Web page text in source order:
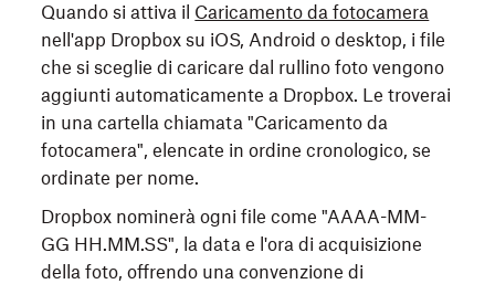
Quando si attiva il Caricamento da fotocamera
nell'app Dropbox su iOS, Android o desktop, i file
che si sceglie di caricare dal rullino foto vengono
aggiunti automaticamente a Dropbox. Le troverai
in una cartella chiamata "Caricamento da
fotocamera", elencate in ordine cronologico, se
ordinate per nome.
Dropbox nominerà ogni file come "AAAA-MM-
GG HH.MM.SS", la data e l'ora di acquisizione
della foto, offrendo una convenzione di